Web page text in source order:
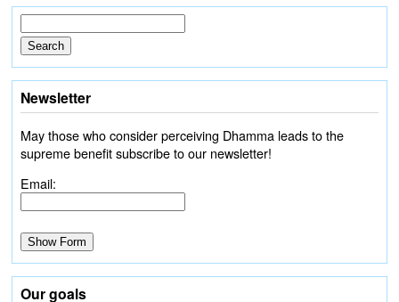
Newsletter
May those who consider perceiving Dhamma leads to the
supreme benefit subscribe to our newsletter!
Email:
Our goals